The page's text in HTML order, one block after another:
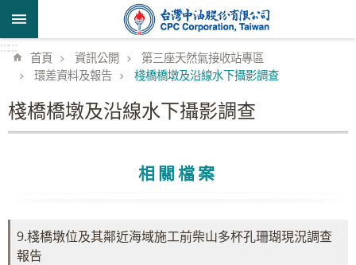
跳到主要內容區塊
::::::
首頁 資訊公開
第三座天然氣接收站專區
環差資料及報告
棧橋橋墩及沿線水下攝影調查
棧橋橋墩及沿線水下攝影調查
相關檔案
9.棧橋墩位及其鄰近海域施工前柴山多杯孔珊瑚現況調查
報告